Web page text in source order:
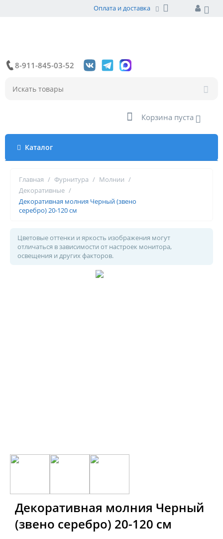
Оплата и доставка
8-911-845-03-52
Корзина пуста
Каталог
Главная / Фурнитура / Молнии /
Декоративные /
Декоративная молния Черный (звено
серебро) 20-120 см
Цветовые оттенки и яркость изображения могут
отличаться в зависимости от настроек монитора,
освещения и других факторов.
Декоративная молния Черный
(звено серебро) 20-120 см